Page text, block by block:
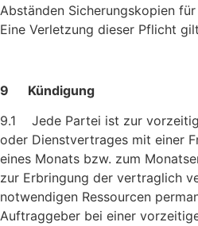
Abständen Sicherungskopien
Eine Verletzung dieser Pflicht
9 Kündigung
9.1 Jede Partei ist zur
oder Dienstvertrages mit einer
eines Monats bzw. zum
zur Erbringung der vertraglich
notwendigen Ressourcen
Auftraggeber bei einer